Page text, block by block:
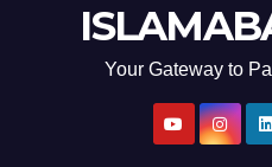
Your Gateway to